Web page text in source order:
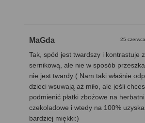
MaGda 25
Tak, spód jest twardszy i kontrastuje
sernikową, ale nie w sposób
nie jest twardy:( Nam taki właśnie
dzieci wsuwają aż miło, ale jeśli
podmienić płatki zbożowe na
czekoladowe i wtedy na 100%
bardziej miękki:)